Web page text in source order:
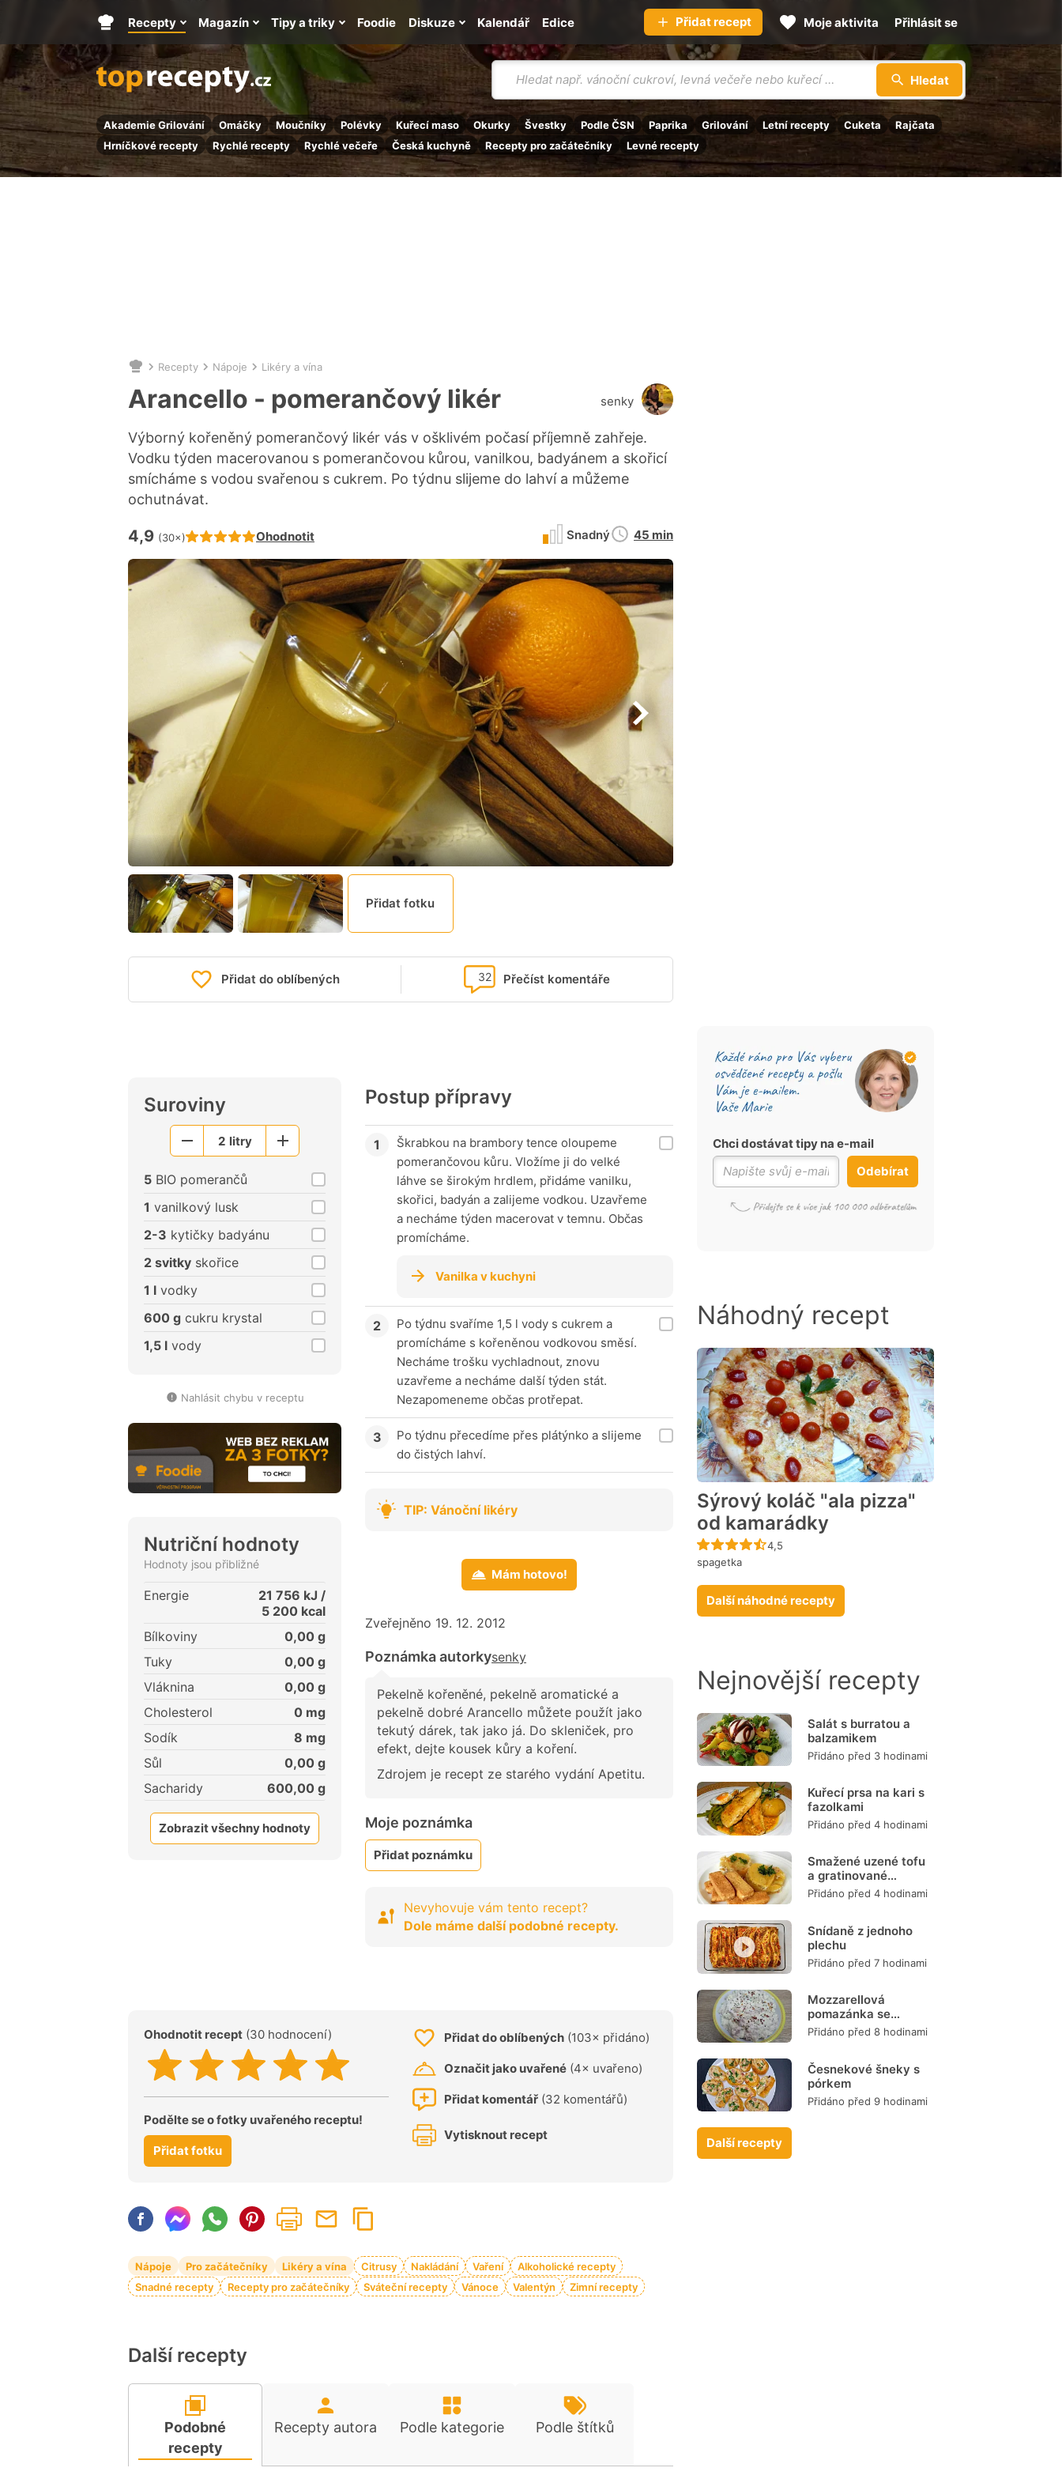
Vyhledávání
Hledat
Akademie Grilování Omáčky Moučníky Polévky Kuřecí maso Okurky Švestky Podle ČSN Paprika Grilování Letní recepty Cuketa
Rajčata
Hrníčkové recepty
Rychlé recepty Rychlé večeře Česká kuchyně Recepty pro začátečníky Levné recepty
Hlavní
stránka
Recepty Magazín Tipy a triky Kalendář
Foodie Diskuze Edice Přidat recept Moje aktivita Přihlásit se
Nacházíte
se
zde:
Recepty Nápoje Likéry a vína
Arancello - pomerančový likér
Výborný kořeněný pomerančový likér vás v ošklivém počasí příjemně zahřeje.
Vodku týden macerovanou s pomerančovou kůrou, vanilkou, badyánem a skořicí
smícháme s vodou svařenou s cukrem. Po týdnu slijeme do lahví a můžeme
ochutnávat.
Hodnocení receptu je
4,9 (30×) Ohodnotit
senky
Snadný
Doba
45 min
Přidat fotku
Přidat do oblíbených Přečíst komentáře
32
Suroviny
Menší2 litry
Větší
5 BIO pomerančů
1 vanilkový lusk
2-3 kytičky badyánu
2 svitky skořice
1 l vodky
600 g cukru krystal
1,5 l vody
Nahlásit chybu v receptu
Nutriční hodnoty
Hodnoty jsou přibližné
Energie 21 756 kJ /
5 200 kcal
Bílkoviny
0,00 g
Tuky
0,00 g
Vláknina
0,00 g
Cholesterol
0 mg
Sodík
8 mg
Sůl
0,00 g
Sacharidy
600,00 g
Zobrazit všechny hodnoty
Postup přípravy
Škrabkou na brambory tence oloupeme
pomerančovou kůru. Vložíme ji do velké
láhve se širokým hrdlem, přidáme vanilku,
skořici, badyán a zalijeme vodkou. Uzavřeme
a necháme týden macerovat v temnu. Občas
promícháme.
Vanilka v kuchyni
Po týdnu svaříme 1,5 l vody s cukrem a
promícháme s kořeněnou vodkovou směsí.
Necháme trošku vychladnout, znovu
uzavřeme a necháme další týden stát.
Nezapomeneme občas protřepat.
Po týdnu přecedíme přes plátýnko a slijeme
do čistých lahví.
TIP: Vánoční likéry
Mám hotovo!
Zveřejněno 19. 12. 2012
Poznámka autorkysenky
Pekelně kořeněné, pekelně aromatické a
pekelně dobré Arancello můžete použít jako
tekutý dárek, tak jako já. Do skleniček, pro
efekt, dejte kousek kůry a koření.
Zdrojem je recept ze starého vydání Apetitu.
Moje poznámka
Přidat poznámku
Nevyhovuje vám tento recept?
Dole máme další podobné recepty.
Ohodnotit recept (30 hodnocení)
Podělte se o fotky uvařeného receptu!
Přidat fotku
Přidat do oblíbených (103× přidáno)
Označit jako uvařené (4× uvařeno)
Přidat komentář (32 komentářů)
Vytisknout recept
Nápoje Pro začátečníky Likéry a vína Citrusy Nakládání Vaření
Alkoholické recepty
Snadné recepty
Recepty pro začátečníky Sváteční recepty Vánoce Valentýn Zimní recepty
Další recepty
Podobné
recepty
Recepty autora Podle kategorie Podle štítků
Chci dostávat tipy na e-mail
Odebírat
Náhodný recept
Sýrový koláč "ala pizza"
od kamarádky
Recept ještě nebyl hodnocen
4,5
spagetka
Další náhodné recepty
Nejnovější recepty
Salát s burratou a
balzamikem
Přidáno před 3 hodinami
Kuřecí prsa na kari s
fazolkami
Přidáno před 4 hodinami
Smažené uzené tofu
a gratinované
brambory
Přidáno před 4 hodinami
Snídaně z jednoho
plechu
Přidáno před 7 hodinami
Mozzarellová
pomazánka se
šunkou
Přidáno před 8 hodinami
Česnekové šneky s
pórkem
Přidáno před 9 hodinami
Další recepty